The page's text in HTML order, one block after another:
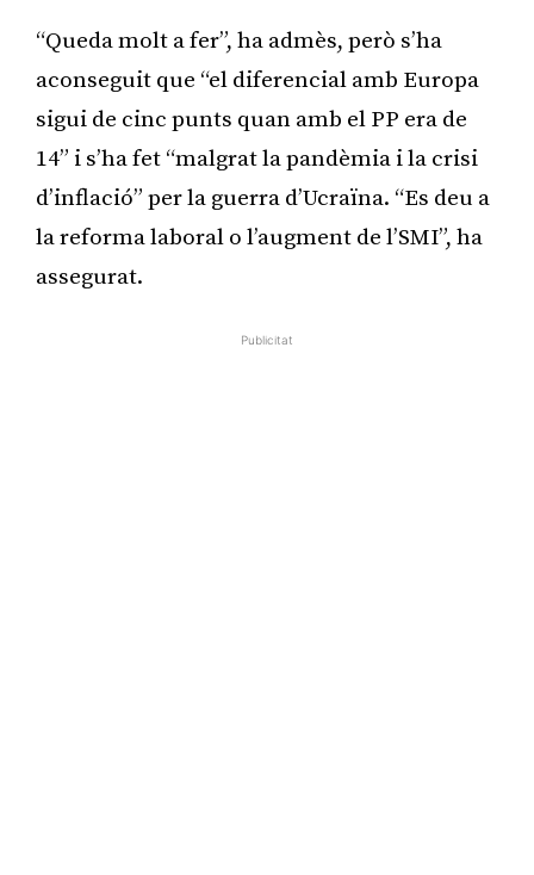
“Queda molt a fer”, ha admès, però s’ha
aconseguit que “el diferencial amb Europa
sigui de cinc punts quan amb el PP era de
14” i s’ha fet “malgrat la pandèmia i la crisi
d’inflació” per la guerra d’Ucraïna. “Es deu a
la reforma laboral o l’augment de l’SMI”, ha
assegurat.
Publicitat